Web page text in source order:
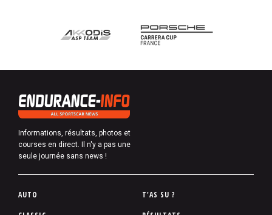
Informations, résultats, photos et
courses en direct. Il n'y a pas une
seule journée sans news !
P
AUTO
T'AS SU ?